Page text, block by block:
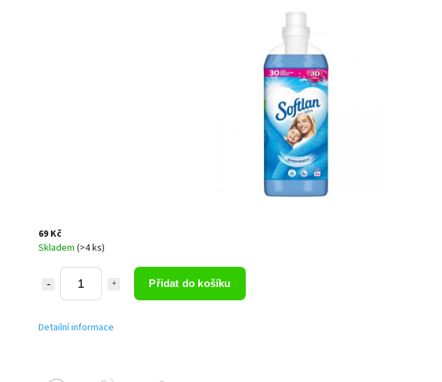
69 Kč
Skladem (>4 ks)
Přidat do košíku
Detailní informace